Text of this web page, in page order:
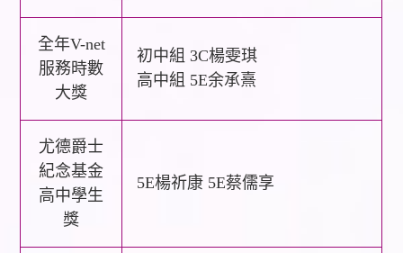
全年V-net
服務時數
大獎
初中組 3C楊雯琪
高中組 5E余承熹
尤德爵士
紀念基金
高中學生
獎
5E楊祈康 5E蔡儒享